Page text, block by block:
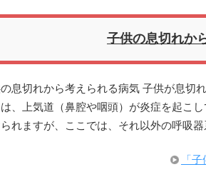
子供の息切れか
息切れから考えられる病気 子供が息切
、上気道（鼻腔や咽頭）が炎症を起こ
れますが、ここでは、それ以外の呼吸器
「